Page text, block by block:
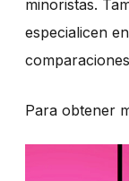
minoristas.
especialicen
Para obtener